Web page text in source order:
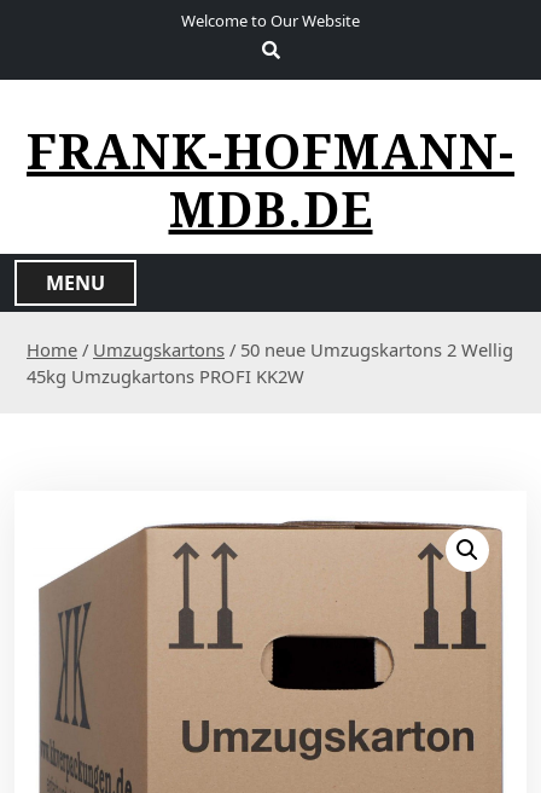
Welcome to Our Website
FRANK-HOFMANN-
MDB.DE
MENU
Home / Umzugskartons / 50 neue Umzugskartons 2 Wellig
45kg Umzugkartons PROFI KK2W